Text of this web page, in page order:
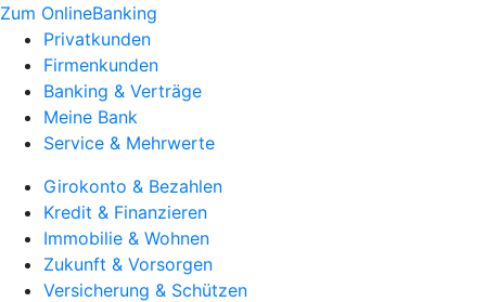
Zum OnlineBanking
Privatkunden
Firmenkunden
Banking & Verträge
Meine Bank
Service & Mehrwerte
Girokonto & Bezahlen
Kredit & Finanzieren
Immobilie & Wohnen
Zukunft & Vorsorgen
Versicherung & Schützen